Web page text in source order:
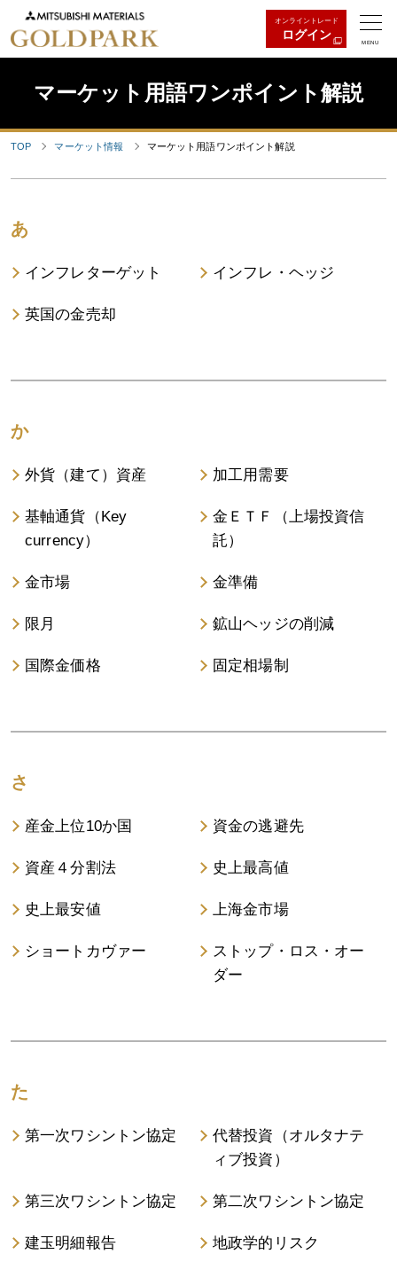
オンライントレード
ログイン
MENU
マーケット用語ワンポイント解説
TOP マーケット情報 マーケット用語ワンポイント解説
あ
インフレターゲット インフレ・ヘッジ
英国の金売却
か
外貨（建て）資産 加工用需要
基軸通貨（Key
currency）
金ＥＴＦ（上場投資信
託）
金市場 金準備
限月 鉱山ヘッジの削減
国際金価格 固定相場制
さ
産金上位10か国 資金の逃避先
資産４分割法 史上最高値
史上最安値 上海金市場
ショートカヴァー
ストップ・ロス・オー
ダー
た
第一次ワシントン協定
代替投資（オルタナテ
ィブ投資）
第三次ワシントン協定 第二次ワシントン協定
建玉明細報告 地政学的リスク